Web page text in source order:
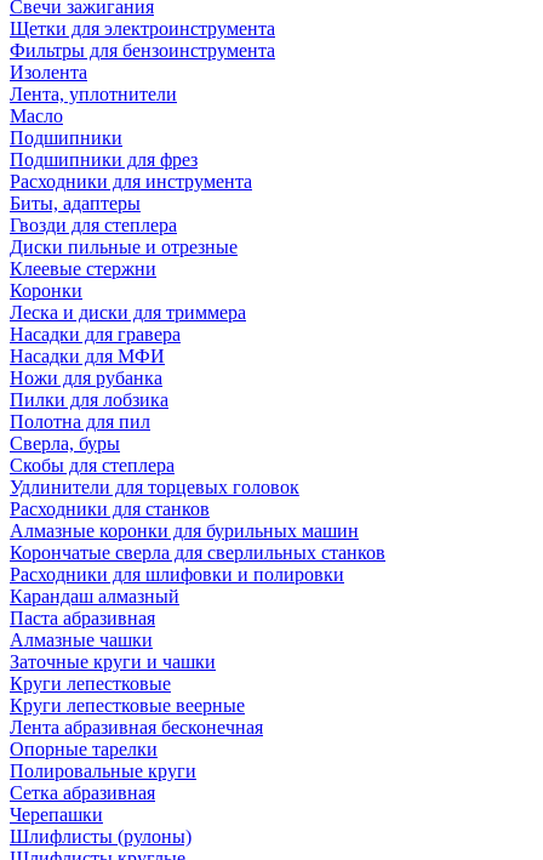
Свечи зажигания
Щетки для электроинструмента
Фильтры для бензоинструмента
Изолента
Лента, уплотнители
Масло
Подшипники
Подшипники для фрез
Расходники для инструмента
Биты, адаптеры
Гвозди для степлера
Диски пильные и отрезные
Клеевые стержни
Коронки
Леска и диски для триммера
Насадки для гравера
Насадки для МФИ
Ножи для рубанка
Пилки для лобзика
Полотна для пил
Сверла, буры
Скобы для степлера
Удлинители для торцевых головок
Расходники для станков
Алмазные коронки для бурильных машин
Корончатые сверла для сверлильных станков
Расходники для шлифовки и полировки
Карандаш алмазный
Паста абразивная
Алмазные чашки
Заточные круги и чашки
Круги лепестковые
Круги лепестковые веерные
Лента абразивная бесконечная
Опорные тарелки
Полировальные круги
Сетка абразивная
Черепашки
Шлифлисты (рулоны)